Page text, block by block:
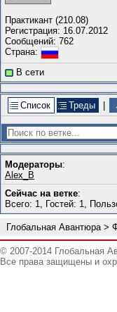
Практикант (210.08)
Регистрация: 16.07.2012
Сообщений: 762
Страна:
В сети
Список Треды
Модераторы:
Alex_B
Сейчас на ветке:
Всего: 1, Гостей: 1,
Глобальная Авантюра>
© 2007-2014 Глобальная
Все права защищены и